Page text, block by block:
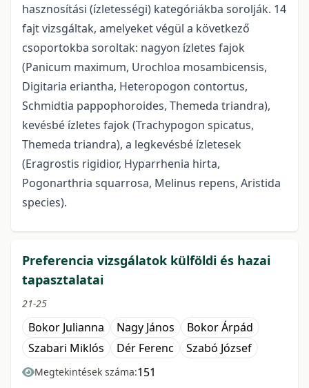
hasznosítási (ízletességi) kategóriákba sorolják. 14
fajt vizsgáltak, amelyeket végül a következő
csoportokba soroltak: nagyon ízletes fajok
(Panicum maximum, Urochloa mosambicensis,
Digitaria eriantha, Heteropogon contortus,
Schmidtia pappophoroides, Themeda triandra),
kevésbé ízletes fajok (Trachypogon spicatus,
Themeda triandra), a legkevésbé ízletesek
(Eragrostis rigidior, Hyparrhenia hirta,
Pogonarthria squarrosa, Melinus repens, Aristida
species).
Preferencia vizsgálatok külföldi és hazai
tapasztalatai
21-25
Bokor Julianna Nagy János
Bokor Árpád
Szabari Miklós
Dér Ferenc Szabó József
Megtekintések száma:151